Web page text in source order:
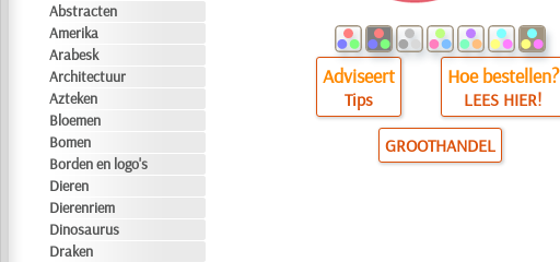
Abstracten
Amerika
Arabesk
Architectuur
Azteken
Bloemen
Bomen
Borden en logo's
Dieren
Dierenriem
Dinosaurus
Draken
Adviseert
Tips
Hoe bestellen?
LEES HIER!
GROOTHANDEL